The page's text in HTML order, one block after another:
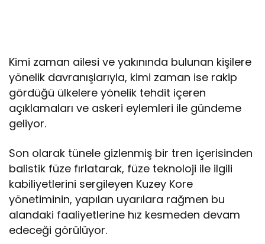
Kimi zaman ailesi ve yakınında bulunan kişilere
yönelik davranışlarıyla, kimi zaman ise rakip
gördüğü ülkelere yönelik tehdit içeren
açıklamaları ve askeri eylemleri ile gündeme
geliyor.
Son olarak tünele gizlenmiş bir tren içerisinden
balistik füze fırlatarak, füze teknoloji ile ilgili
kabiliyetlerini sergileyen Kuzey Kore
yönetiminin, yapılan uyarılara rağmen bu
alandaki faaliyetlerine hız kesmeden devam
edeceği görülüyor.